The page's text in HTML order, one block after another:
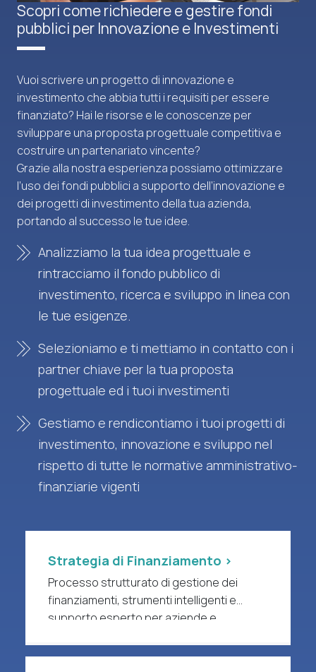
Scopri come richiedere e gestire fondi
pubblici per Innovazione e Investimenti
Vuoi scrivere un progetto di innovazione e
investimento che abbia tutti i requisiti per essere
finanziato? Hai le risorse e le conoscenze per
sviluppare una proposta progettuale competitiva e
costruire un partenariato vincente?
Grazie alla nostra esperienza possiamo ottimizzare
l’uso dei fondi pubblici a supporto dell’innovazione e
dei progetti di investimento della tua azienda,
portando al successo le tue idee.
Analizziamo la tua idea progettuale e
rintracciamo il fondo pubblico di
investimento, ricerca e sviluppo in linea con
le tue esigenze.
Selezioniamo e ti mettiamo in contatto con i
partner chiave per la tua proposta
progettuale ed i tuoi investimenti
Gestiamo e rendicontiamo i tuoi progetti di
investimento, innovazione e sviluppo nel
rispetto di tutte le normative amministrativo-
finanziarie vigenti
Strategia di Finanziamento >
Processo strutturato di gestione dei
finanziamenti, strumenti intelligenti e
supporto esperto per aziende e
di R&S